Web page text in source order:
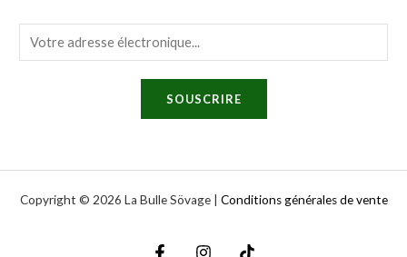
m
SOUSCRIRE
Copyright © 2026 La Bulle Sövage | Conditions générales de vente